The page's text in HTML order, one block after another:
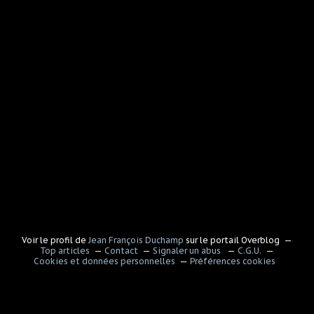
Voir le profil de Jean François Duchamp sur le portail Overblog
Top articles
Contact Signaler un abus
C.G.U.
Cookies et données personnelles
Préférences cookies